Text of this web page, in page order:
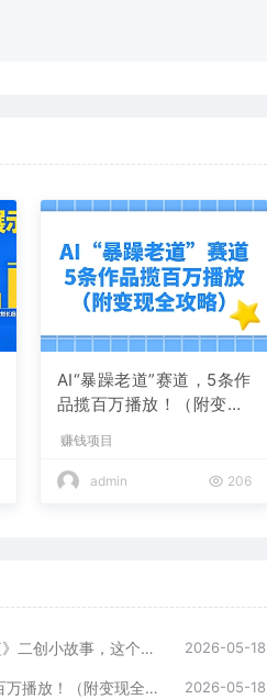
AI“暴躁老道”赛道，5条作
品揽百万播放！（附变现
赚钱项目
admin 206
【夯爆了】在头条做《家长里短》二创小故事，这个月收益2w+ 2026-05-18
AI“暴躁老道”赛道，5条作品揽百万播放！（附变现全攻略） 2026-05-18